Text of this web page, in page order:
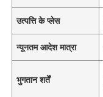
उत्पत्ति के प्लेस
न्यूनतम आदेश मात्रा
भुगतान शर्तें